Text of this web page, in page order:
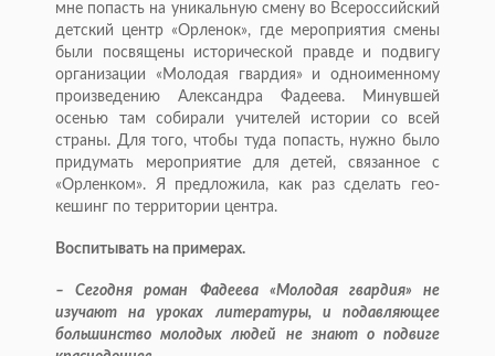
мне попасть на уникальную смену во Всероссийский
детский центр «Орленок», где мероприятия смены
были посвящены исторической правде и подвигу
организации «Молодая гвардия» и одноименному
произведению Александра Фадеева. Минувшей
осенью там собирали учителей истории со всей
страны. Для того, чтобы туда попасть, нужно было
придумать мероприятие для детей, связанное с
«Орленком». Я предложила, как раз сделать гео­
кешинг по территории центра.
Воспитывать на примерах.
– Сегодня роман Фаде­ева «Молодая гвардия» не
изучают на уроках литературы, и подавляющее
большинство молодых людей не знают о подвиге